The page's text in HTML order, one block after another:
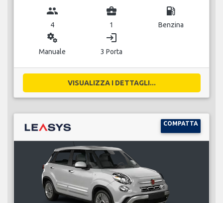
group
4
business_center
1
local_gas_station
Benzina
miscellaneous_services
Manuale
login
3 Porta
VISUALIZZA I DETTAGLI...
COMPATTA